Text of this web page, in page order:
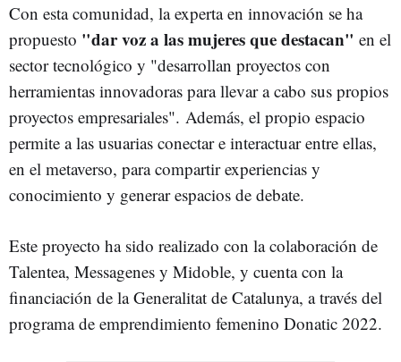
Con esta comunidad, la experta en innovación se ha
propuesto "dar voz a las mujeres que destacan" en el
sector tecnológico y "desarrollan proyectos con
herramientas innovadoras para llevar a cabo sus propios
proyectos empresariales". Además, el propio espacio
permite a las usuarias conectar e interactuar entre ellas,
en el metaverso, para compartir experiencias y
conocimiento y generar espacios de debate.
Este proyecto ha sido realizado con la colaboración de
Talentea, Messagenes y Midoble, y cuenta con la
financiación de la Generalitat de Catalunya, a través del
programa de emprendimiento femenino Donatic 2022.